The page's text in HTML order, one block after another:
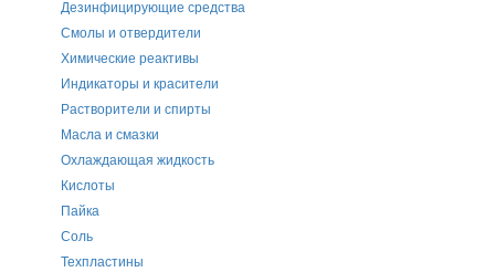
Дезинфицирующие средства
Смолы и отвердители
Химические реактивы
Индикаторы и красители
Растворители и спирты
Масла и смазки
Охлаждающая жидкость
Кислоты
Пайка
Соль
Техпластины